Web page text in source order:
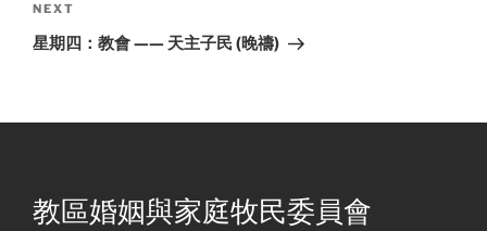
Next
Post
NEXT
星期四：教會 —— 天主子民 (晚禱)
教區婚姻與家庭牧民委員會